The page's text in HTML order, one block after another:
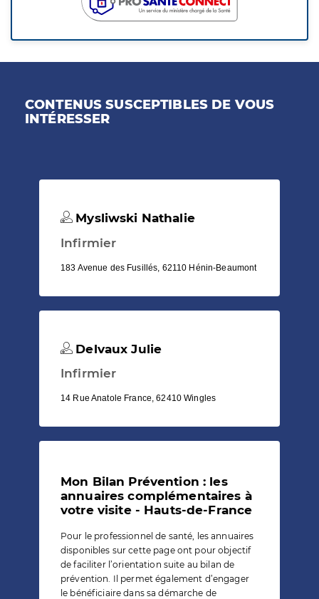
CONTENUS SUSCEPTIBLES DE VOUS
INTÉRESSER
Mysliwski Nathalie
Infirmier
183 Avenue des Fusillés, 62110 Hénin-Beaumont
Delvaux Julie
Infirmier
14 Rue Anatole France, 62410 Wingles
Mon Bilan Prévention : les
annuaires complémentaires à
votre visite - Hauts-de-France
Pour le professionnel de santé, les annuaires
disponibles sur cette page ont pour objectif
de faciliter l’orientation suite au bilan de
prévention. Il permet également d’engager
le bénéficiaire dans sa démarche de